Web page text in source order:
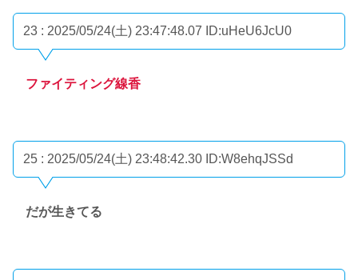
23 : 2025/05/24(土) 23:47:48.07 ID:uHeU6JcU0
ファイティング線香
25 : 2025/05/24(土) 23:48:42.30 ID:W8ehqJSSd
だが生きてる